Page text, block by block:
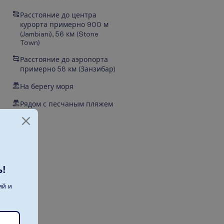
Расстояние до центра
курорта примерно 900 м
(Jambiani), 56 км (Stone
Town)
Расстояние до аэропорта
примерно 58 км (Занзибар)
На берегу моря
Рядом с песчаным пляжем
и